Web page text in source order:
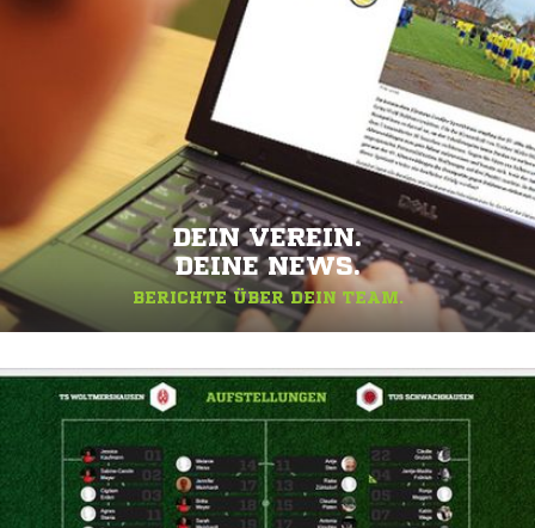
DEIN VEREIN.
DEINE NEWS.
BERICHTE ÜBER DEIN TEAM.